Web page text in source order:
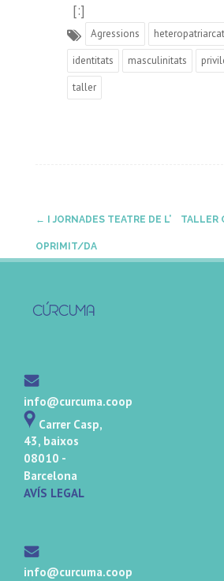
[:]
Agressions
heteropatriarcat
identitats
masculinitats
taller
Post
navigation
← I JORNADES TEATRE DE L’
OPRIMIT/DA
TALLER
info@curcuma.coop
Carrer Casp,
43, baixos
08010 -
Barcelona
AVÍS LEGAL
info@curcuma.coop